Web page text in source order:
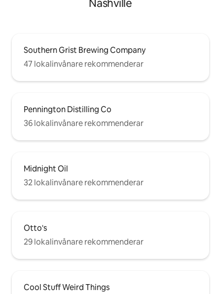
Nashville
Southern Grist Brewing Company
47 lokalinvånare rekommenderar
Pennington Distilling Co
36 lokalinvånare rekommenderar
Midnight Oil
32 lokalinvånare rekommenderar
Otto's
29 lokalinvånare rekommenderar
Cool Stuff Weird Things